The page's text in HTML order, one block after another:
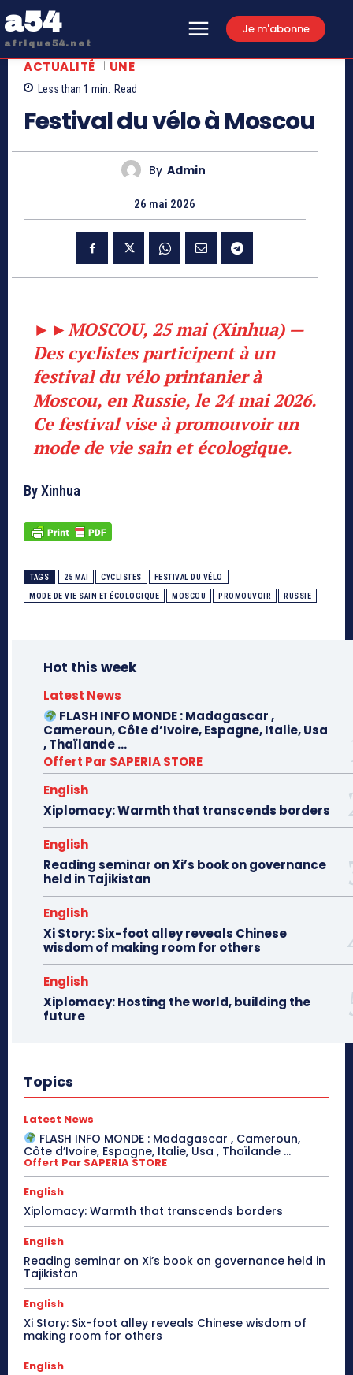
a54
afrique54.net
Je m'abonne
ACTUALITÉ UNE
Less than 1 min. Read
Festival du vélo à Moscou
By Admin
26 mai 2026
►►MOSCOU, 25 mai (Xinhua) —
Des cyclistes participent à un
festival du vélo printanier à
Moscou, en Russie, le 24 mai 2026.
Ce festival vise à promouvoir un
mode de vie sain et écologique.
By Xinhua
TAGS 25 MAI CYCLISTES FESTIVAL DU VÉLO
MODE DE VIE SAIN ET ÉCOLOGIQUE MOSCOU PROMOUVOIR RUSSIE
Hot this week
Latest News
FLASH INFO MONDE : Madagascar ,
Cameroun, Côte d’Ivoire, Espagne, Italie, Usa
, Thaïlande …
Offert Par SAPERIA STORE
English
Xiplomacy: Warmth that transcends borders
English
Reading seminar on Xi’s book on governance
held in Tajikistan
English
Xi Story: Six-foot alley reveals Chinese
wisdom of making room for others
English
Xiplomacy: Hosting the world, building the
future
Topics
Latest News
FLASH INFO MONDE : Madagascar , Cameroun,
Côte d’Ivoire, Espagne, Italie, Usa , Thaïlande …
Offert Par SAPERIA STORE
English
Xiplomacy: Warmth that transcends borders
English
Reading seminar on Xi’s book on governance held in
Tajikistan
English
Xi Story: Six-foot alley reveals Chinese wisdom of
making room for others
English